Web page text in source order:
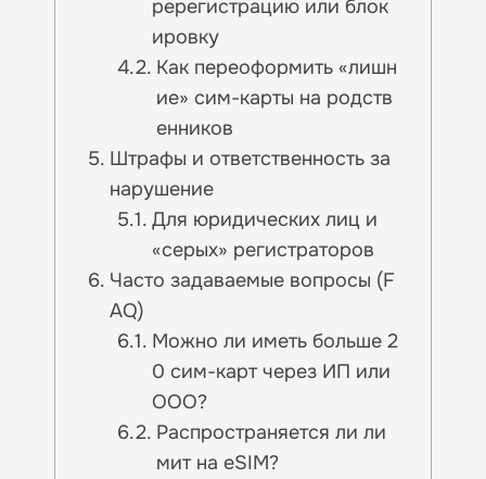
ререгистрацию или блок
ировку
Как переоформить «лишн
ие» сим-карты на родств
енников
Штрафы и ответственность за
нарушение
Для юридических лиц и
«серых» регистраторов
Часто задаваемые вопросы (F
AQ)
Можно ли иметь больше 2
0 сим-карт через ИП или
ООО?
Распространяется ли ли
мит на eSIM?